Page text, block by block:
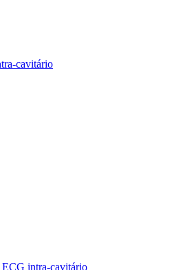
cavitário
ECG intra-cavitário